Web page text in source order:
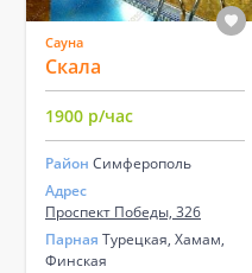
Сауна
Скала
1900 р/час
Район Симферополь
Адрес
Проспект Победы, 326
Парная Турецкая, Хамам,
Финская